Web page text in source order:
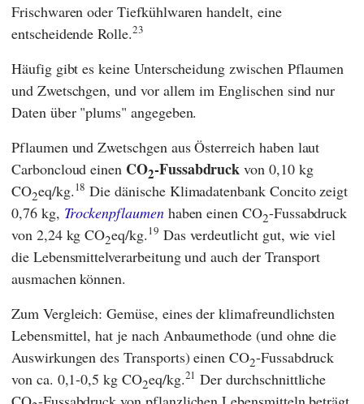
Frischwaren oder Tiefkühlwaren handelt, eine
entscheidende Rolle.23
Häufig gibt es keine Unterscheidung zwischen Pflaumen
und Zwetschgen, und vor allem im Englischen sind nur
Daten über "plums" angegeben.
Pflaumen und Zwetschgen aus Österreich haben laut
Carboncloud einen CO2-Fussabdruckvon 0,10 kg
CO2eq/kg.18 Die dänische Klimadatenbank Concitozeigt
0,76 kg, Trockenpflaumenhaben einen CO2-Fussabdruck
von 2,24 kg CO2eq/kg.19 Das verdeutlicht gut, wie viel
die Lebensmittelverarbeitung und auch der Transport
ausmachen können.
Zum Vergleich: Gemüse, eines der klimafreundlichsten
Lebensmittel, hat je nach Anbaumethode (und ohne die
Auswirkungen des Transports) einen CO2-Fussabdruck
von ca. 0,1-0,5 kg CO2eq/kg.21 Der durchschnittliche